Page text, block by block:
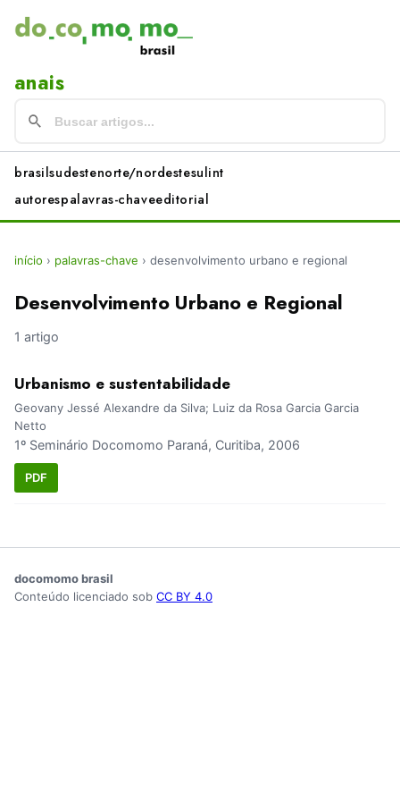
anais
brasilsudestenorte/nordestesulint
autorespalavras-chaveeditorial
início › palavras-chave › desenvolvimento urbano e regional
Desenvolvimento Urbano e Regional
1 artigo
Urbanismo e sustentabilidade
Geovany Jessé Alexandre da Silva; Luiz da Rosa Garcia Garcia
Netto
1º Seminário Docomomo Paraná, Curitiba, 2006
PDF
docomomo brasil
Conteúdo licenciado sob CC BY 4.0